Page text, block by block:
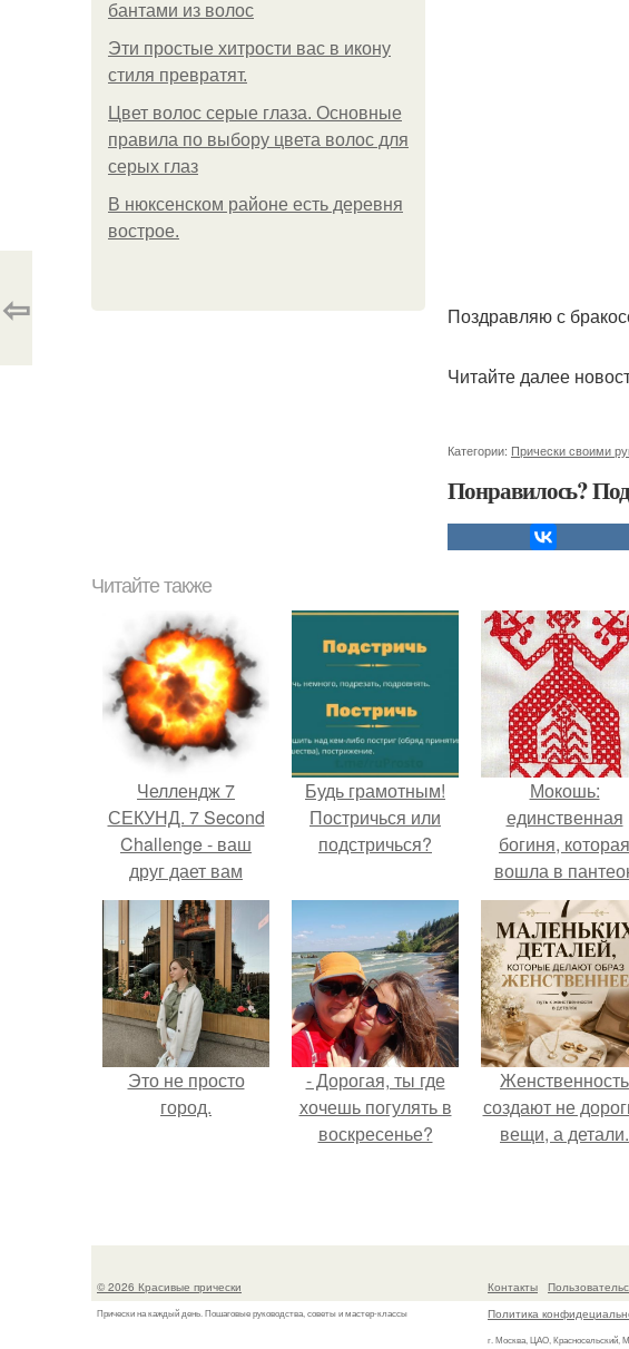
бантами из волос
Эти простые хитрости вас в икону
стиля превратят.
Цвет волос серые глаза. Основные
правила по выбору цвета волос для
серых глаз
В нюксенском районе есть деревня
вострое.
Поздравляю с
Читайте далее
Категории: Прически своими
Понравилось?
⇦
Читайте также
Челлендж 7
СЕКУНД. 7 Second
Challenge - ваш
друг дает вам
задание, вы
должны выполнить
его всего за 7
секунд.
Будь грамотным!
Постричься или
подстричься?
Мокошь:
единственная
богиня, которая
вошла в
князя
Это не просто
город.
- Дорогая, ты где
хочешь погулять в
воскресенье?
Женственность
создают не
вещи, а детали.
© 2026 Красивые прически
Прически на каждый день. Пошаговые руководства, советы и мастер-классы
Контакты
Политика
г. Москва, ЦАО, Красносельский,